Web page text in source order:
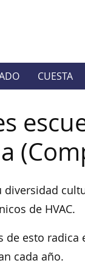
CUESTA
diversidad
de HVAC.
de esto
cada año.